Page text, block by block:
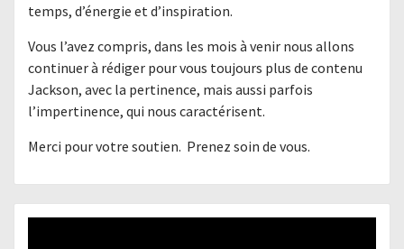
temps, d’énergie et d’inspiration.
Vous l’avez compris, dans les mois à venir nous allons
continuer à rédiger pour vous toujours plus de contenu
Jackson, avec la pertinence, mais aussi parfois
l’impertinence, qui nous caractérisent.
Merci pour votre soutien. Prenez soin de vous.